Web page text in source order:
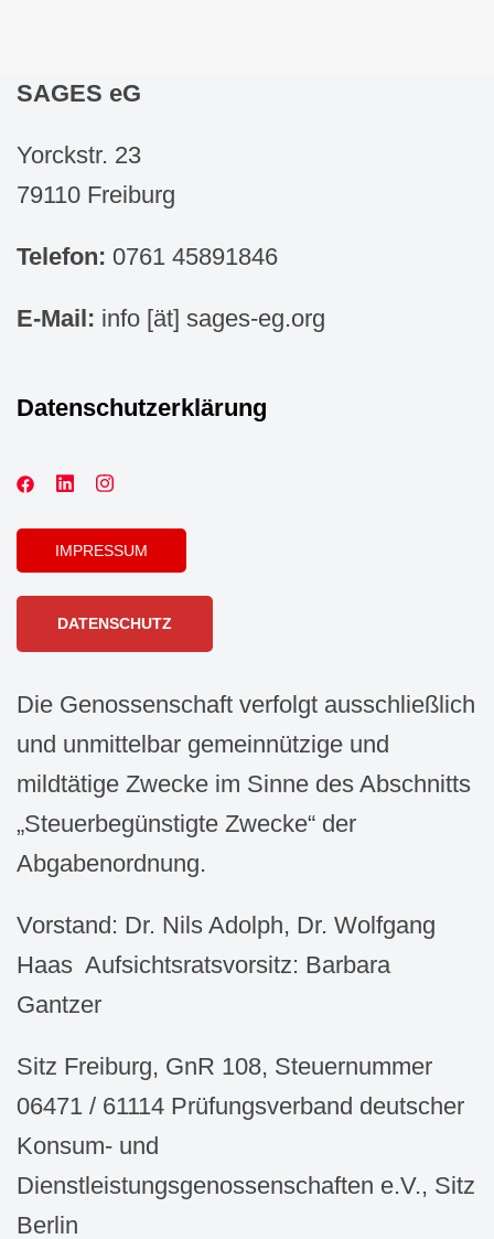
SAGES eG
Yorckstr. 23
79110 Freiburg
Telefon: 0761 45891846
E-Mail: info [ät] sages-eg.org
Datenschutzerklärung
IMPRESSUM
DATENSCHUTZ
Die Genossenschaft verfolgt ausschließlich
und unmittelbar gemeinnützige und
mildtätige Zwecke im Sinne des Abschnitts
„Steuerbegünstigte Zwecke“ der
Abgabenordnung.
Vorstand: Dr. Nils Adolph, Dr. Wolfgang
Haas Aufsichtsratsvorsitz: Barbara
Gantzer
Sitz Freiburg, GnR 108, Steuernummer
06471 / 61114 Prüfungsverband deutscher
Konsum- und
Dienstleistungsgenossenschaften e.V., Sitz
Berlin